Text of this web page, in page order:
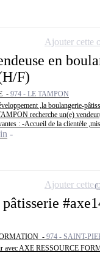
en
F)
- 974 - LE TAMPON
,la boulangerie-
recherche un(e)
: -Accueil de la clientèle
Ajouter cette
- 974 - SAINT-
avec AXE RESSOURCE
Ajouter cette